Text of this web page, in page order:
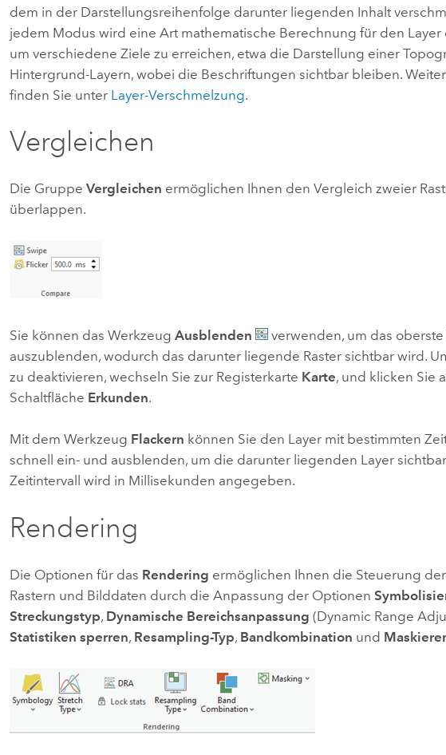
dem in der Darstellungsreihenfolge darunter liegenden Inhalt
jedem Modus wird eine Art mathematische Berechnung für den
um verschiedene Ziele zu erreichen, etwa die Darstellung einer
Hintergrund-Layern, wobei die Beschriftungen sichtbar bleiben.
finden Sie unter Layer-Verschmelzung.
Vergleichen
Die GruppeVergleichen ermöglichen Ihnen den Vergleich zweier
überlappen.
Sie können das WerkzeugAusblenden
verwenden, um das oberste
auszublenden, wodurch das darunter liegende Raster sichtbar wird.
zu deaktivieren, wechseln Sie zur Registerkarte Karte, und klicken Sie
Schaltfläche Erkunden.
Mit dem Werkzeug Flackern können Sie den Layer mit bestimmten
schnell ein- und ausblenden, um die darunter liegenden Layer
Zeitintervall wird in Millisekunden angegeben.
Rendering
Die Optionen für das Rendering ermöglichen Ihnen die Steuerung
Rastern und Bilddaten durch die Anpassung der Optionen
Streckungstyp, Dynamische Bereichsanpassung (Dynamic Range
Statistiken sperren, Resampling-Typ, Bandkombination und